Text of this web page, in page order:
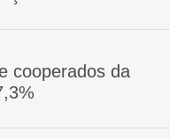
cooperados da